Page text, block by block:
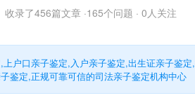
收录了456篇文章 ·165个问题 · 0人关注
上户口亲子鉴定,入户亲子鉴定,出生证亲子鉴
鉴定,正规可靠可信的司法亲子鉴定机构中心